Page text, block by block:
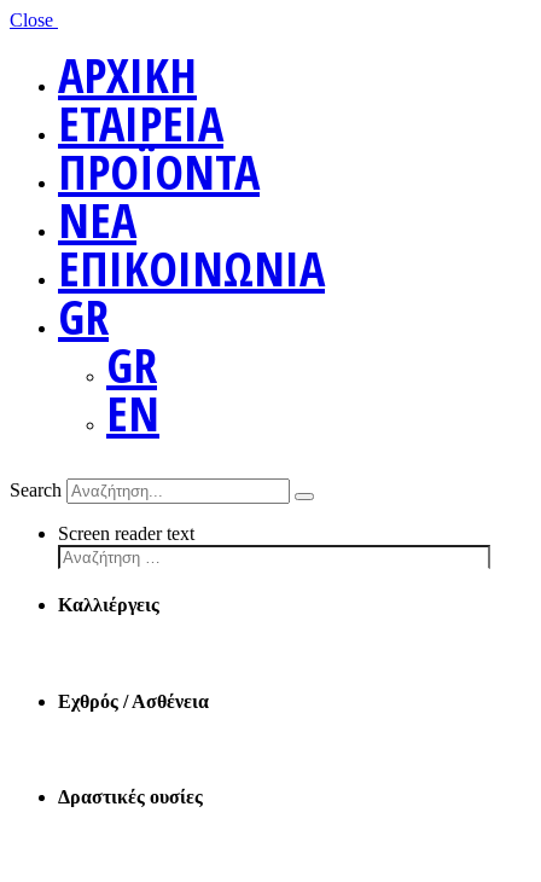
Close
ΑΡΧΙΚΗ
ΕΤΑΙΡΕΙΑ
ΠΡΟΪΟΝΤΑ
ΝΕΑ
ΕΠΙΚΟΙΝΩΝΙΑ
GR
GR
EN
Search
Screen reader text
Καλλιέργεις
Εχθρός / Ασθένεια
Δραστικές ουσίες